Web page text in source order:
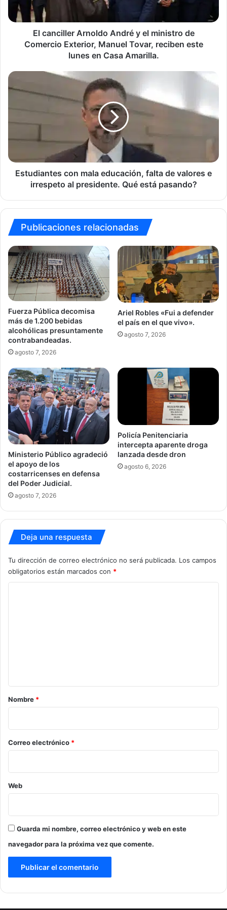
Comercio
Exterior,
Manuel
este
El canciller Arnoldo André y el ministro de
Comercio Exterior, Manuel Tovar, reciben este
lunes en Casa Amarilla.
Estudiantes
con
valores
irrespeto
presidente.
Estudiantes con mala educación, falta de valores e
irrespeto al presidente. Qué está pasando?
Publicaciones relacionadas
Fuerza Pública decomisa
más de 1.200 bebidas
alcohólicas presuntamente
contrabandeadas.
agosto 7, 2026
Ariel Robles «Fui a defender
el país en el que vivo».
agosto 7, 2026
Ministerio Público agradeció
el apoyo de los
costarricenses en defensa
del Poder Judicial.
agosto 7, 2026
Policía Penitenciaria
intercepta aparente droga
lanzada desde dron
agosto 6, 2026
Deja una respuesta
Tu dirección de correo electrónico no será publicada. Los campos
obligatorios están marcados con *
r
i
o
*
Nombre *
Correo electrónico *
Web
Guarda mi nombre, correo electrónico y web en este
navegador para la próxima vez que comente.